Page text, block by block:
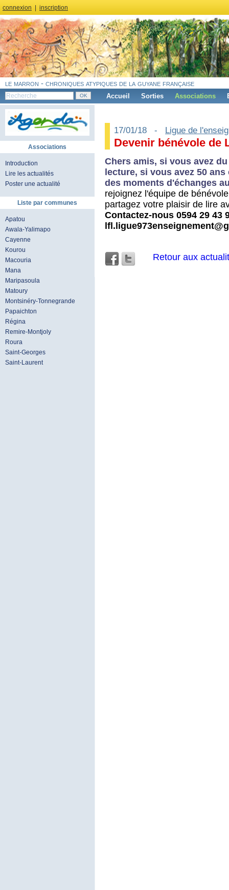
connexion inscription
le marron - chroniques atypiques de la guyane française
Accueil Sorties Associations
Associations
Introduction
Lire les actualités
Poster une actualité
Liste par communes
Apatou
Awala-Yalimapo
Cayenne
Kourou
Macouria
Mana
Maripasoula
Matoury
Montsinéry-Tonnegrande
Papaichton
Régina
Remire-Montjoly
Roura
Saint-Georges
Saint-Laurent
17/01/18 - Ligue de
Devenir bénévole de
Chers amis, si vous avez
lecture, si vous avez 50
des moments d'échanges
rejoignez l'équipe de
partagez votre plaisir de lire
Contactez-nous 0594 29 43
Retour aux